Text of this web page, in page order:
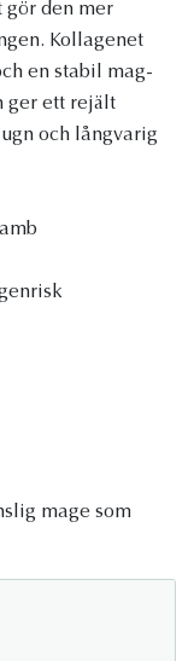
den mer
Kollagenet
en stabil mag-
ger ett rejält
och långvarig
mage som